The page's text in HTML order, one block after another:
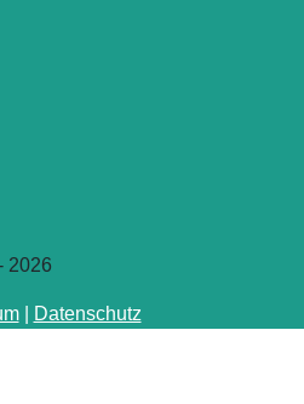
2026
| Datenschutz